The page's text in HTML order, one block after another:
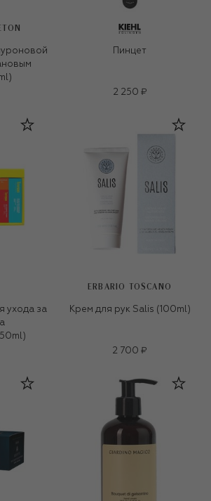
Пинцет
2 250 ₽
ухода за
ERBARIO TOSCANO
Крем для рук Salis (100ml)
2 700 ₽